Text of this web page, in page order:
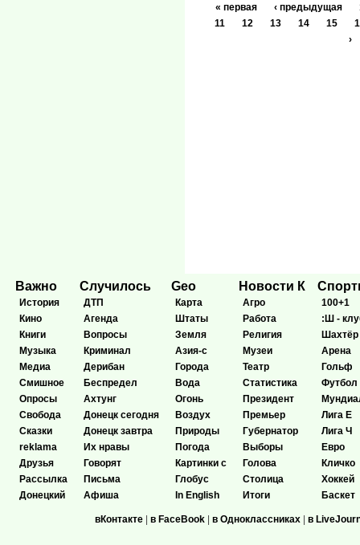
« первая ‹ предыдущая
11
12 13 14 15
›
Важно
История
Кино
Книги
Музыка
Медиа
Смишное
Опросы
Свобода
Сказки
reklama
Друзья
Рассылка
Донецкий
Случилось
ДТП
Агенда
Вопросы
Криминал
Дерибан
Беспредел
Ахтунг
Донецк сегодня
Донецк завтра
Их нравы
Говорят
Письма
Афиша
Geo
Карта
Штаты
Земля
Азия-с
Города
Вода
Огонь
Воздух
Природы
Погода
Картинки с
Глобус
In English
Новости К
Агро
Работа
Религия
Музеи
Театр
Статистика
Президент
Премьер
Губернатор
Выборы
Голова
Столица
Итоги
100+1
:Ш -
Шахтёр
Арена
Гольф
Футбол
Лига Е
Лига Ч
Евро
Кличко
Хоккей
Баскет
вКонтакте в FaceBook в Одноклассниках в